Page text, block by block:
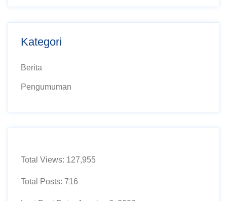
Kategori
Berita
Pengumuman
Total Views: 127,955
Total Posts: 716